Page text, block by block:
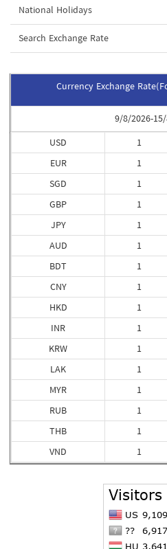
National Holidays
Search Exchange Rate
Currency Exchange
9/8/2026-
USD
EUR
SGD
GBP
JPY
AUD
BDT
CNY
HKD
INR
KRW
LAK
MYR
RUB
THB
VND
1
1
1
1
1
1
1
1
1
1
1
1
1
1
1
1